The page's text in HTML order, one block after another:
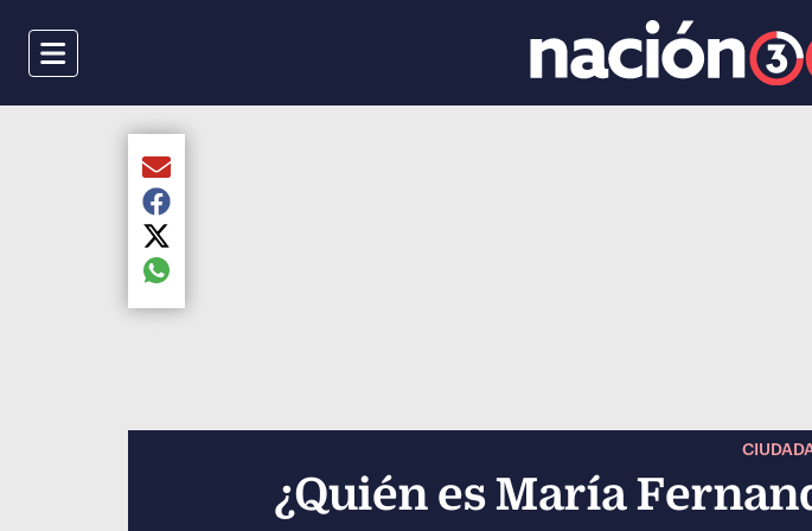
Menu
¿Quién es María
Compartir el artículo actual mediante Email
Compartir el artículo actual mediante Facebook
Compartir el artículo actual mediante Twitter
Compartir el artículo actual mediante global.social-whatsapp